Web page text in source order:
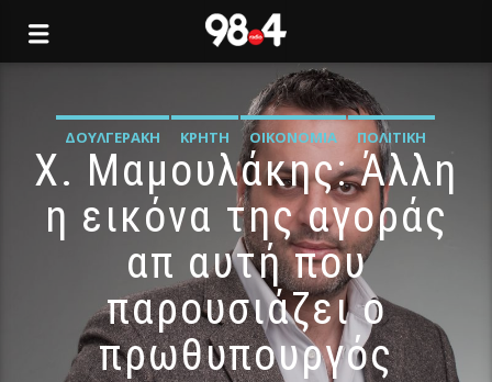
ΔΟΥΛΓΕΡΆΚΗ ΚΡΉΤΗ ΟΙΚΟΝΟΜΊΑ ΠΟΛΙΤΙΚΉ
Χ. Μαμουλάκης: Άλλη
η εικόνα της αγοράς
απ αυτή που
παρουσιάζει ο
πρωθυπουργός